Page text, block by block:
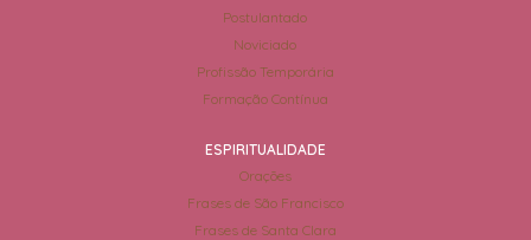
Postulantado
Noviciado
Profissão Temporária
Formação Contínua
ESPIRITUALIDADE
Orações
Frases de São Francisco
Frases de Santa Clara